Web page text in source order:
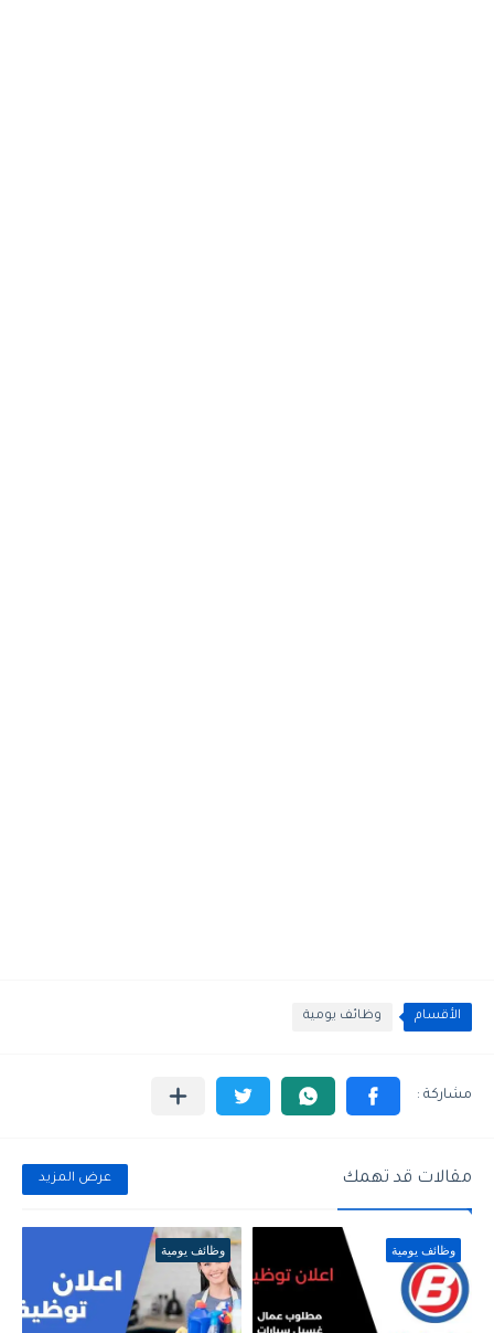
الأقسام وظائف يومية
مقالات قد تهمك عرض المزيد
وظائف يومية وظائف يومية